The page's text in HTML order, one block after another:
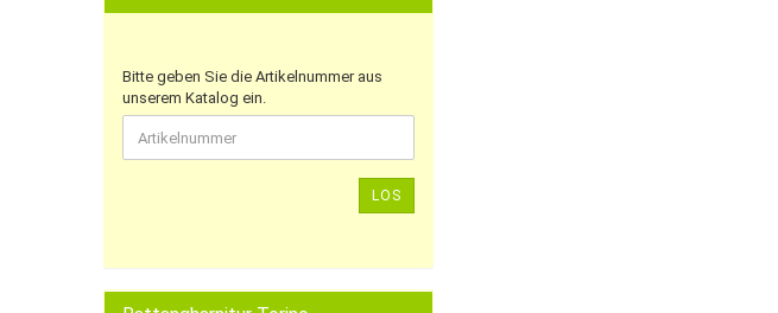
Bitte geben Sie die Artikelnummer aus
unserem Katalog ein.
LOS